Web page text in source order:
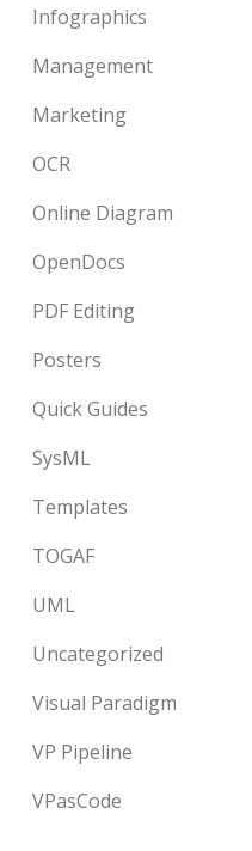
Infographics
Management
Marketing
OCR
Online Diagram
OpenDocs
PDF Editing
Posters
Quick Guides
SysML
Templates
TOGAF
UML
Uncategorized
Visual Paradigm
VP Pipeline
VPasCode